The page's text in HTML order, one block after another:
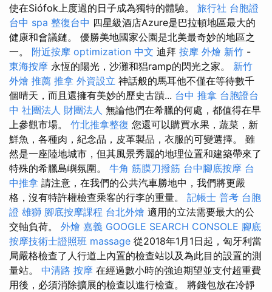
使在Siófok上度過的日子成為獨特的體驗。 旅行社 台胞證
台中 spa 整復台中 四星級酒店Azure是巴拉頓地區最大的
健康和會議鏈。 優勝美地國家公園是北美最奇妙的地區之
一。 附近按摩 optimization 中文 迪拜 按摩 外燴 新竹 -
東海按摩 永恆的陽光，沙灘和猖ramp的閃光之家。 新竹
外燴 推薦 推拿 外資設立 神話般的馬耳他不僅在等待數千
個晴天，而且還擁有美妙的歷史古蹟... 台中 推拿 台胞證台
中 社團法人 財團法人 無論他們在希臘的何處，都值得在早
上參觀市場。 竹北推拿整復 您還可以購買水果，蔬菜，新
鮮魚，各種肉，紀念品，皮革製品，衣服的可變選擇。 雖
然是一座陸地城市，但其風景秀麗的地理位置和建築帶來了
特殊的希臘島嶼氛圍。 牛角 筋膜刀撥筋 台中腳底按摩 台
中推拿 請注意，在我們的公共汽車勝地中，我們將更嚴
格，沒有特許權檢查乘客的行李的重量。 記帳士 普考 台胞
證 雄獅 腳底按摩課程 台北外燴 適用的立法需要最大的公
交軸負荷。 外燴 嘉義 GOOGLE SEARCH CONSOLE 腳底
按摩技術士證照班 massage 從2018年1月1日起，匈牙利當
局嚴格檢查了人行道上內置的檢查站以及為此目的設置的測
量站。 中清路 按摩 在經過數小時的強迫期望並支付超重費
用後，必須消除擴展的檢查以進行檢查。 將錢包放在冷靜